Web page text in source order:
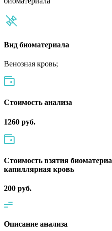
Вид биоматериала
Венозная кровь;
Cтоимость анализа
1260 руб.
Стоимость взятия
капиллярная кровь
200 руб.
Описание анализа